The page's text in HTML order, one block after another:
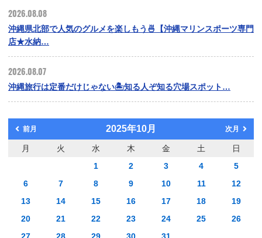
2026.08.08
沖縄県北部で人気のグルメを楽しもう🍜【沖縄マリンスポーツ専門
店★水納…
2026.08.07
沖縄旅行は定番だけじゃない🏝️知る人ぞ知る穴場スポット…
前月 2025年10月 次月
月 火 水 木 金 土
日
1
2 3 4
5
6
7 8 9 10 11
12
13
14 15 16 17 18
19
20
21 22 23 24 25
26
27
28 29 30 31